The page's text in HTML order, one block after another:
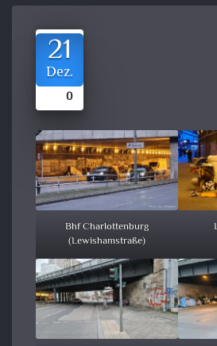
21
Dez.
0
Bhf Charlottenburg
(Lewishamstraße)